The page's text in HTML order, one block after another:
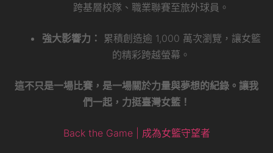
跨基層校隊、職業聯賽至旅外球員。
強大影響力：
累積創造逾 1,000 萬次瀏覽，讓女籃
的精彩跨越螢幕。
這不只是一場比賽，是一場關於力量與夢想的紀錄。讓我
們一起，力挺臺灣女籃！
Back the Game | 成為女籃守望者